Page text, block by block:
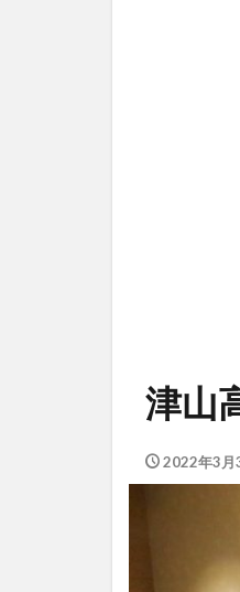
津山
2022年3月